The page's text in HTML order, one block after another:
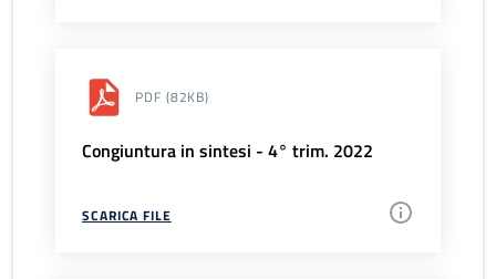
PDF (82KB)
Congiuntura in sintesi - 4° trim. 2022
SCARICA FILE